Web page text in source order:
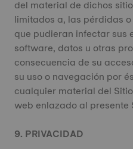
del material de dichos
limitados a, las pérdidas
que pudieran infectar sus
software, datos u otras
consecuencia de su
su uso o navegación por
cualquier material del
web enlazado al presente
9. PRIVACIDAD